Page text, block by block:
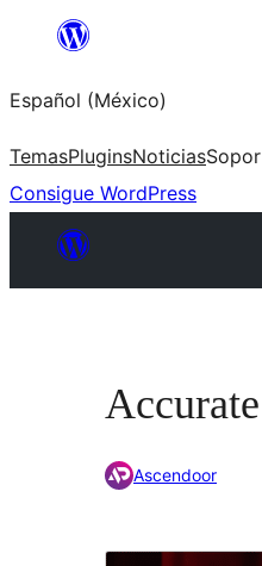
Saltar
contenido
Español (México)
TemasPluginsNoticias
Consigue WordPress
Ascendoor